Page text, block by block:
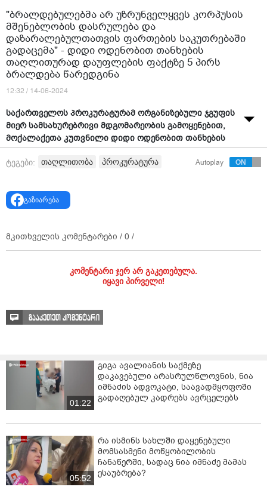
"ბრალდებულებმა არ უზრუნველყვეს კორპუსის
მშენებლობის დასრულება და
დაზარალებულთათვის ფართების საკუთრებაში
გადაცემა" - დიდი ოდენობით თანხების
თაღლითურად დაუფლების ფაქტზე 5 პირს
ბრალდება წარედგინა
12:32 / 14-06-2024
საქართველოს პროკურატურამ ორგანიზებული ჯგუფის
მიერ სამსახურებრივი მდგომარეობის გამოყენებით,
მოქალაქეთა კუთვნილი დიდი ოდენობით თანხების
თაღლითურად დაუფლების ფაქტზე, 5 პირს ბრალდება
წარუდგინა. ინფორმაციას პროკურატურა ავრცელებს.
ჩატარებული გამოძიებით დადგინდა, რომ
ბრალდებულებმა ორგანიზებული ჯგუფი
საცხოვრებელი სახლის მშენებლობის მიზნით,
სხვადასხვა წელს შპს „დელუქს დეველოპმენტი“ და
აღნიშნული კომპანიების წარმომადგენლებმა ბინის
ნასყიდობის ხელშეკრულებები გააფორმეს, რომლის
საფუძველზეც კორპუსის მშენებლობის დასრულებისა
დაზარალებულებმა ორივე კომპანიის საბანკო
ანგარიშებზე დიდი ოდენობით თანხები ჩარიცხეს.
აღნიშნულის მიუხედავად, ბრალდებულებმა არ
უზრუნველყვეს კორპუსის მშენებლობის დასრულება
სქემით, დანაშაულებრივი ჯგუფის წევრები 111
მოქალაქის კუთვნილ დიდი ოდენობით - 10 108 695
ლარს დაეუფლნენ.
ტეგები: თაღლითობა პროკურატურა Autoplay
გაზიარება
მკითხველის კომენტარები / 0 /
კომენტარი ჯერ არ გაკეთებულა.
იყავი პირველი!
გააკეთეთ კომენტარი
01:22
გიგა ავალიანის საქმეზე
დაკავებული არასრულწლოვნის, ნია
იმნაძის ადვოკატი, საავადმყოფოში
გადაღებულ კადრებს ავრცელებს
05:52
რა ისმინს სახლში დაყენებული
მომსასმენი მოწყობილობის
ჩანაწერში, სადაც ნია იმნაძე მამას
ესაუბრება?